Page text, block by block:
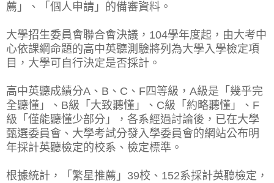
薦」、「個人申請」的備審資料。
大學招生委員會聯合會決議，104學年度起，由大考中
心依課綱命題的高中英聽測驗將列為大學入學檢定項
目，大學可自行決定是否採計。
高中英聽成績分A、B、C、F四等級，A級是「幾乎完
全聽懂」、B級「大致聽懂」、C級「約略聽懂」、F
級「僅能聽懂少部分」，各系經過討論後，已在大學
甄選委員會、大學考試分發入學委員會的網站公布明
年採計英聽檢定的校系、檢定標準。
根據統計，「繁星推薦」39校、152系採計英聽檢定，